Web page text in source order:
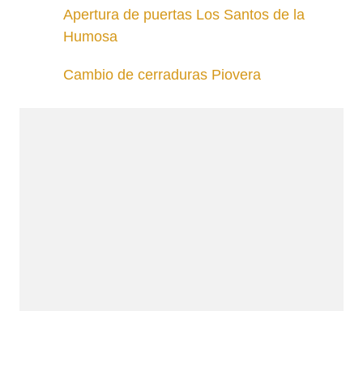
Apertura de puertas Los Santos de la
Humosa
Cambio de cerraduras Piovera